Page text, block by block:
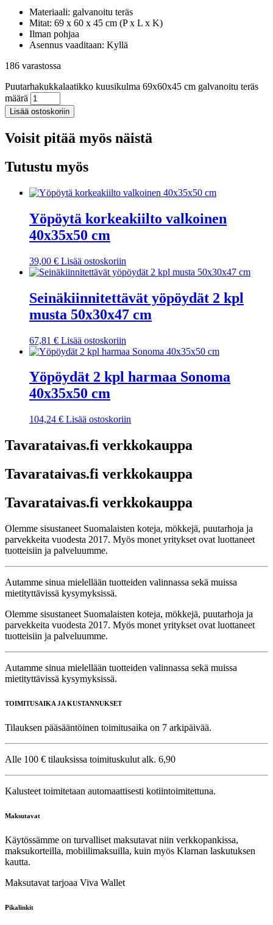
Materiaali: galvanoitu teräs
Mitat: 69 x 60 x 45 cm (P x L x K)
Ilman pohjaa
Asennus vaaditaan: Kyllä
186 varastossa
Puutarhakukkalaatikko kuusikulma 69x60x45 cm galvanoitu teräs
määrä
Lisää ostoskoriin
Voisit pitää myös näistä
Tutustu myös
Yöpöytä korkeakiilto valkoinen
40x35x50 cm
39,00 € Lisää ostoskoriin
Seinäkiinnitettävät yöpöydät 2 kpl
musta 50x30x47 cm
67,81 € Lisää ostoskoriin
Yöpöydät 2 kpl harmaa Sonoma
40x35x50 cm
104,24 € Lisää ostoskoriin
Tavarataivas.fi verkkokauppa
Tavarataivas.fi verkkokauppa
Tavarataivas.fi verkkokauppa
Olemme sisustaneet Suomalaisten koteja, mökkejä, puutarhoja ja
parvekkeita vuodesta 2017. Myös monet yritykset ovat luottaneet
tuotteisiin ja palveluumme.
Autamme sinua mielellään tuotteiden valinnassa sekä muissa
mietityttävissä kysymyksissä.
Olemme sisustaneet Suomalaisten koteja, mökkejä, puutarhoja ja
parvekkeita vuodesta 2017. Myös monet yritykset ovat luottaneet
tuotteisiin ja palveluumme.
Autamme sinua mielellään tuotteiden valinnassa sekä muissa
mietityttävissä kysymyksissä.
TOIMITUSAIKA JA KUSTANNUKSET
Tilauksen pääsääntöinen toimitusaika on 7 arkipäivää.
Alle 100 € tilauksissa toimituskulut alk. 6,90
Kalusteet toimitetaan automaattisesti kotiintoimitettuna.
Maksutavat
Käytössämme on turvalliset maksutavat niin verkkopankissa,
maksukorteilla, mobiilimaksuilla, kuin myös Klarnan laskutuksen
kautta.
Maksutavat tarjoaa Viva Wallet
Pikalinkit